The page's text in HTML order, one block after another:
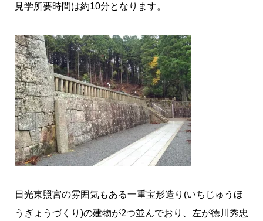
見学所要時間は約10分となります。
日光東照宮の雰囲気もある一重宝形造り(いちじゅうほ
うぎょうづくり)の建物が2つ並んでおり、左が徳川秀忠